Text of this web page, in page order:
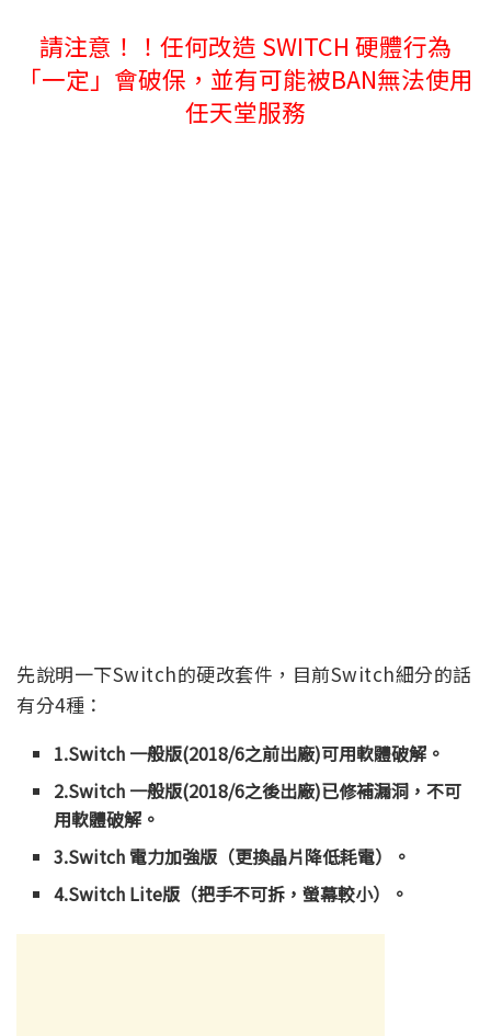
請注意！！任何改造 SWITCH 硬體行為
「一定」會破保，並有可能被BAN無法使用
任天堂服務
先說明一下Switch的硬改套件，目前Switch細分的話
有分4種：
1.Switch 一般版(2018/6之前出廠)可用軟體破解。
2.Switch 一般版(2018/6之後出廠)已修補漏洞，不可
用軟體破解。
3.Switch 電力加強版（更換晶片降低耗電）。
4.Switch Lite版（把手不可拆，螢幕較小）。